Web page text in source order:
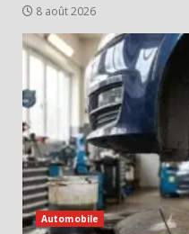
8 août 2026
Automobile